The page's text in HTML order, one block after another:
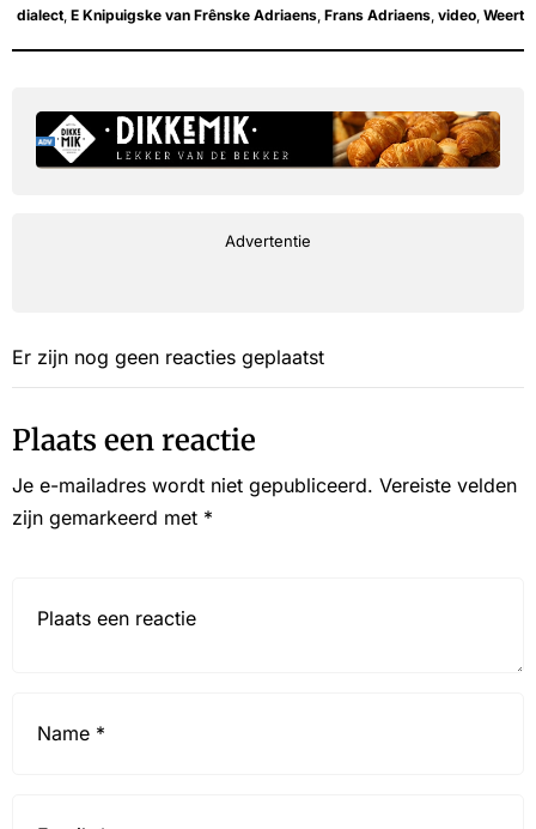
dialect E Knipuigske van Frênske Adriaens Frans Adriaens video Weert
Advertentie
Er zijn nog geen reacties geplaatst
Plaats een reactie
Je e-mailadres wordt niet gepubliceerd. Vereiste velden
zijn gemarkeerd met *